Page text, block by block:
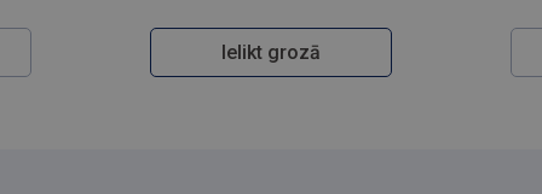
Ielikt grozā